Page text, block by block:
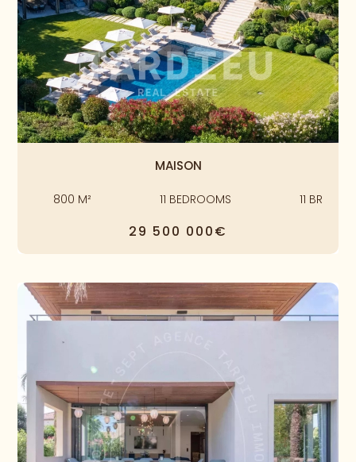
MAISON
800 M² 11 BEDROOMS 11 BR
29 500 000€